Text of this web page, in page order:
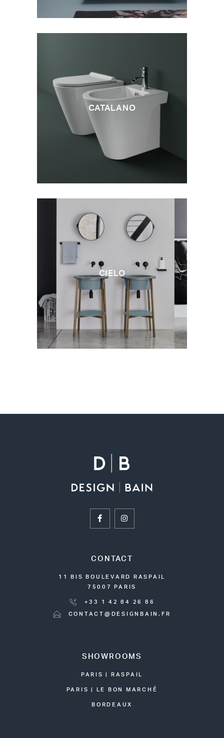
CATALANO
CIELO
CONTACT
11 BIS BOULEVARD RASPAIL
75007 PARIS
+33 1 42 84 26 86
CONTACT@DESIGNBAIN.FR
SHOWROOMS
PARIS | RASPAIL
PARIS | LE BON MARCHÉ
BORDEAUX